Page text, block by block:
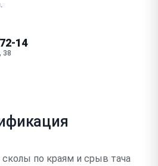
14
38
по краям и срыв тача